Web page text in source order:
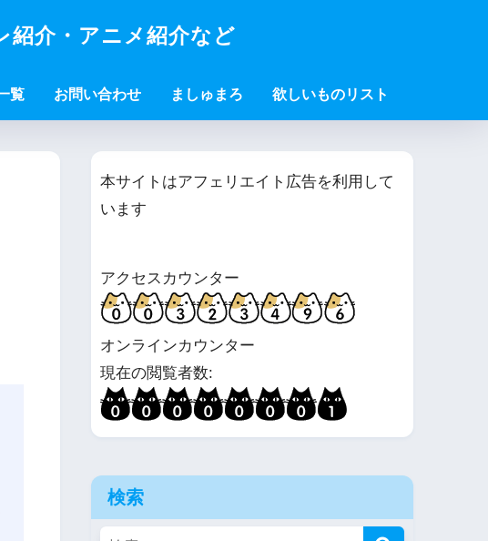
介・アニメ紹介など
覧 お問い合わせ ましゅまろ 欲しいものリスト
本サイトはアフェリエイト広告を利用して
います
アクセスカウンター
オンラインカウンター
現在の閲覧者数:
検索